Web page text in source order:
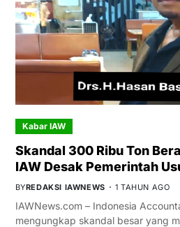
Kabar IAW
Skandal 300 Ribu Ton
IAW Desak Pemerintah
BYREDAKSI IAWNEWS 1 TAHUN AGO
IAWNews.com – Indonesia
mengungkap skandal besar yang